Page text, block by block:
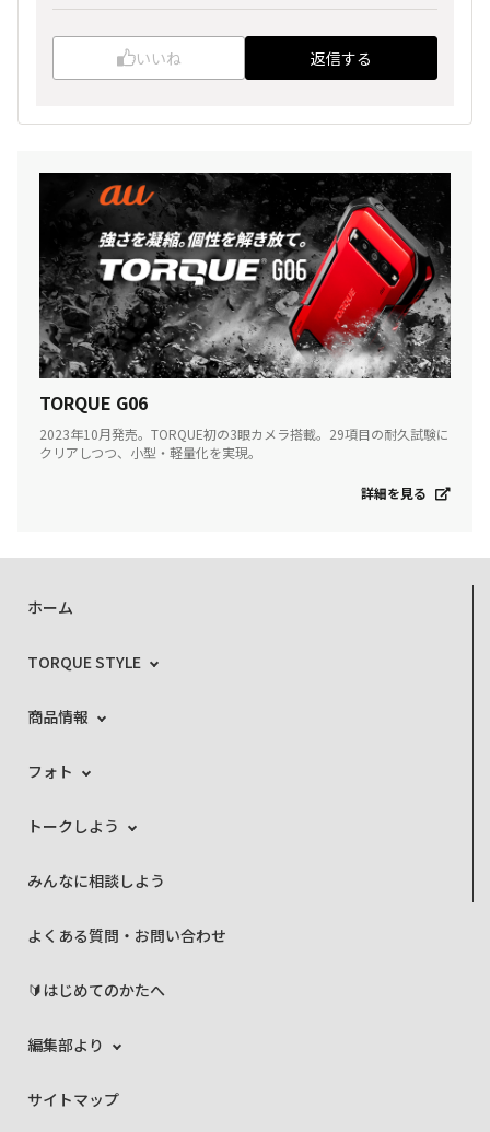
いいね 返信する
TORQUE G06
2023年10月発売。TORQUE初の3眼カメラ搭載。29項目の耐久試験に
クリアしつつ、小型・軽量化を実現。
詳細を見る
ホーム
TORQUE STYLE
商品情報
フォト
トークしよう
みんなに相談しよう
よくある質問・お問い合わせ
🔰はじめてのかたへ
編集部より
サイトマップ